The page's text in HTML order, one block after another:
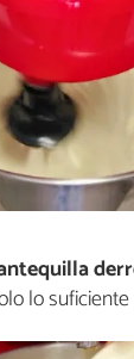
lo